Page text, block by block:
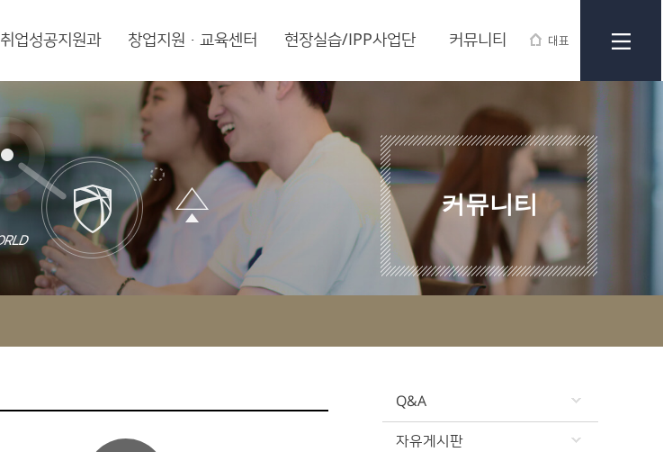
대표
취업성공지원과 창업지원·교육센터 현장실습/IPP사업단 커뮤니티
커뮤니티
Q&A
자유게시판